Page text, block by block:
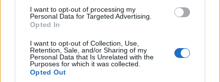
use your data for below specified purposes in below Google
consent section.
I want to opt-out of processing my
Personal Data for Targeted Advertising.
Opted In
I want to opt-out of Collection, Use,
Retention, Sale, and/or Sharing of my
Personal Data that Is Unrelated with the
Purposes for which it was collected.
Opted Out